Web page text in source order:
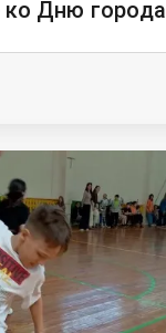
Дню города